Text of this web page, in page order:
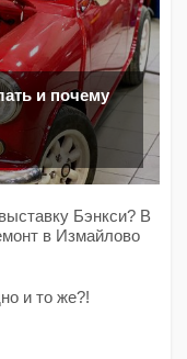
и почему
Бэнкси? В
в Измайлово
и то же?!